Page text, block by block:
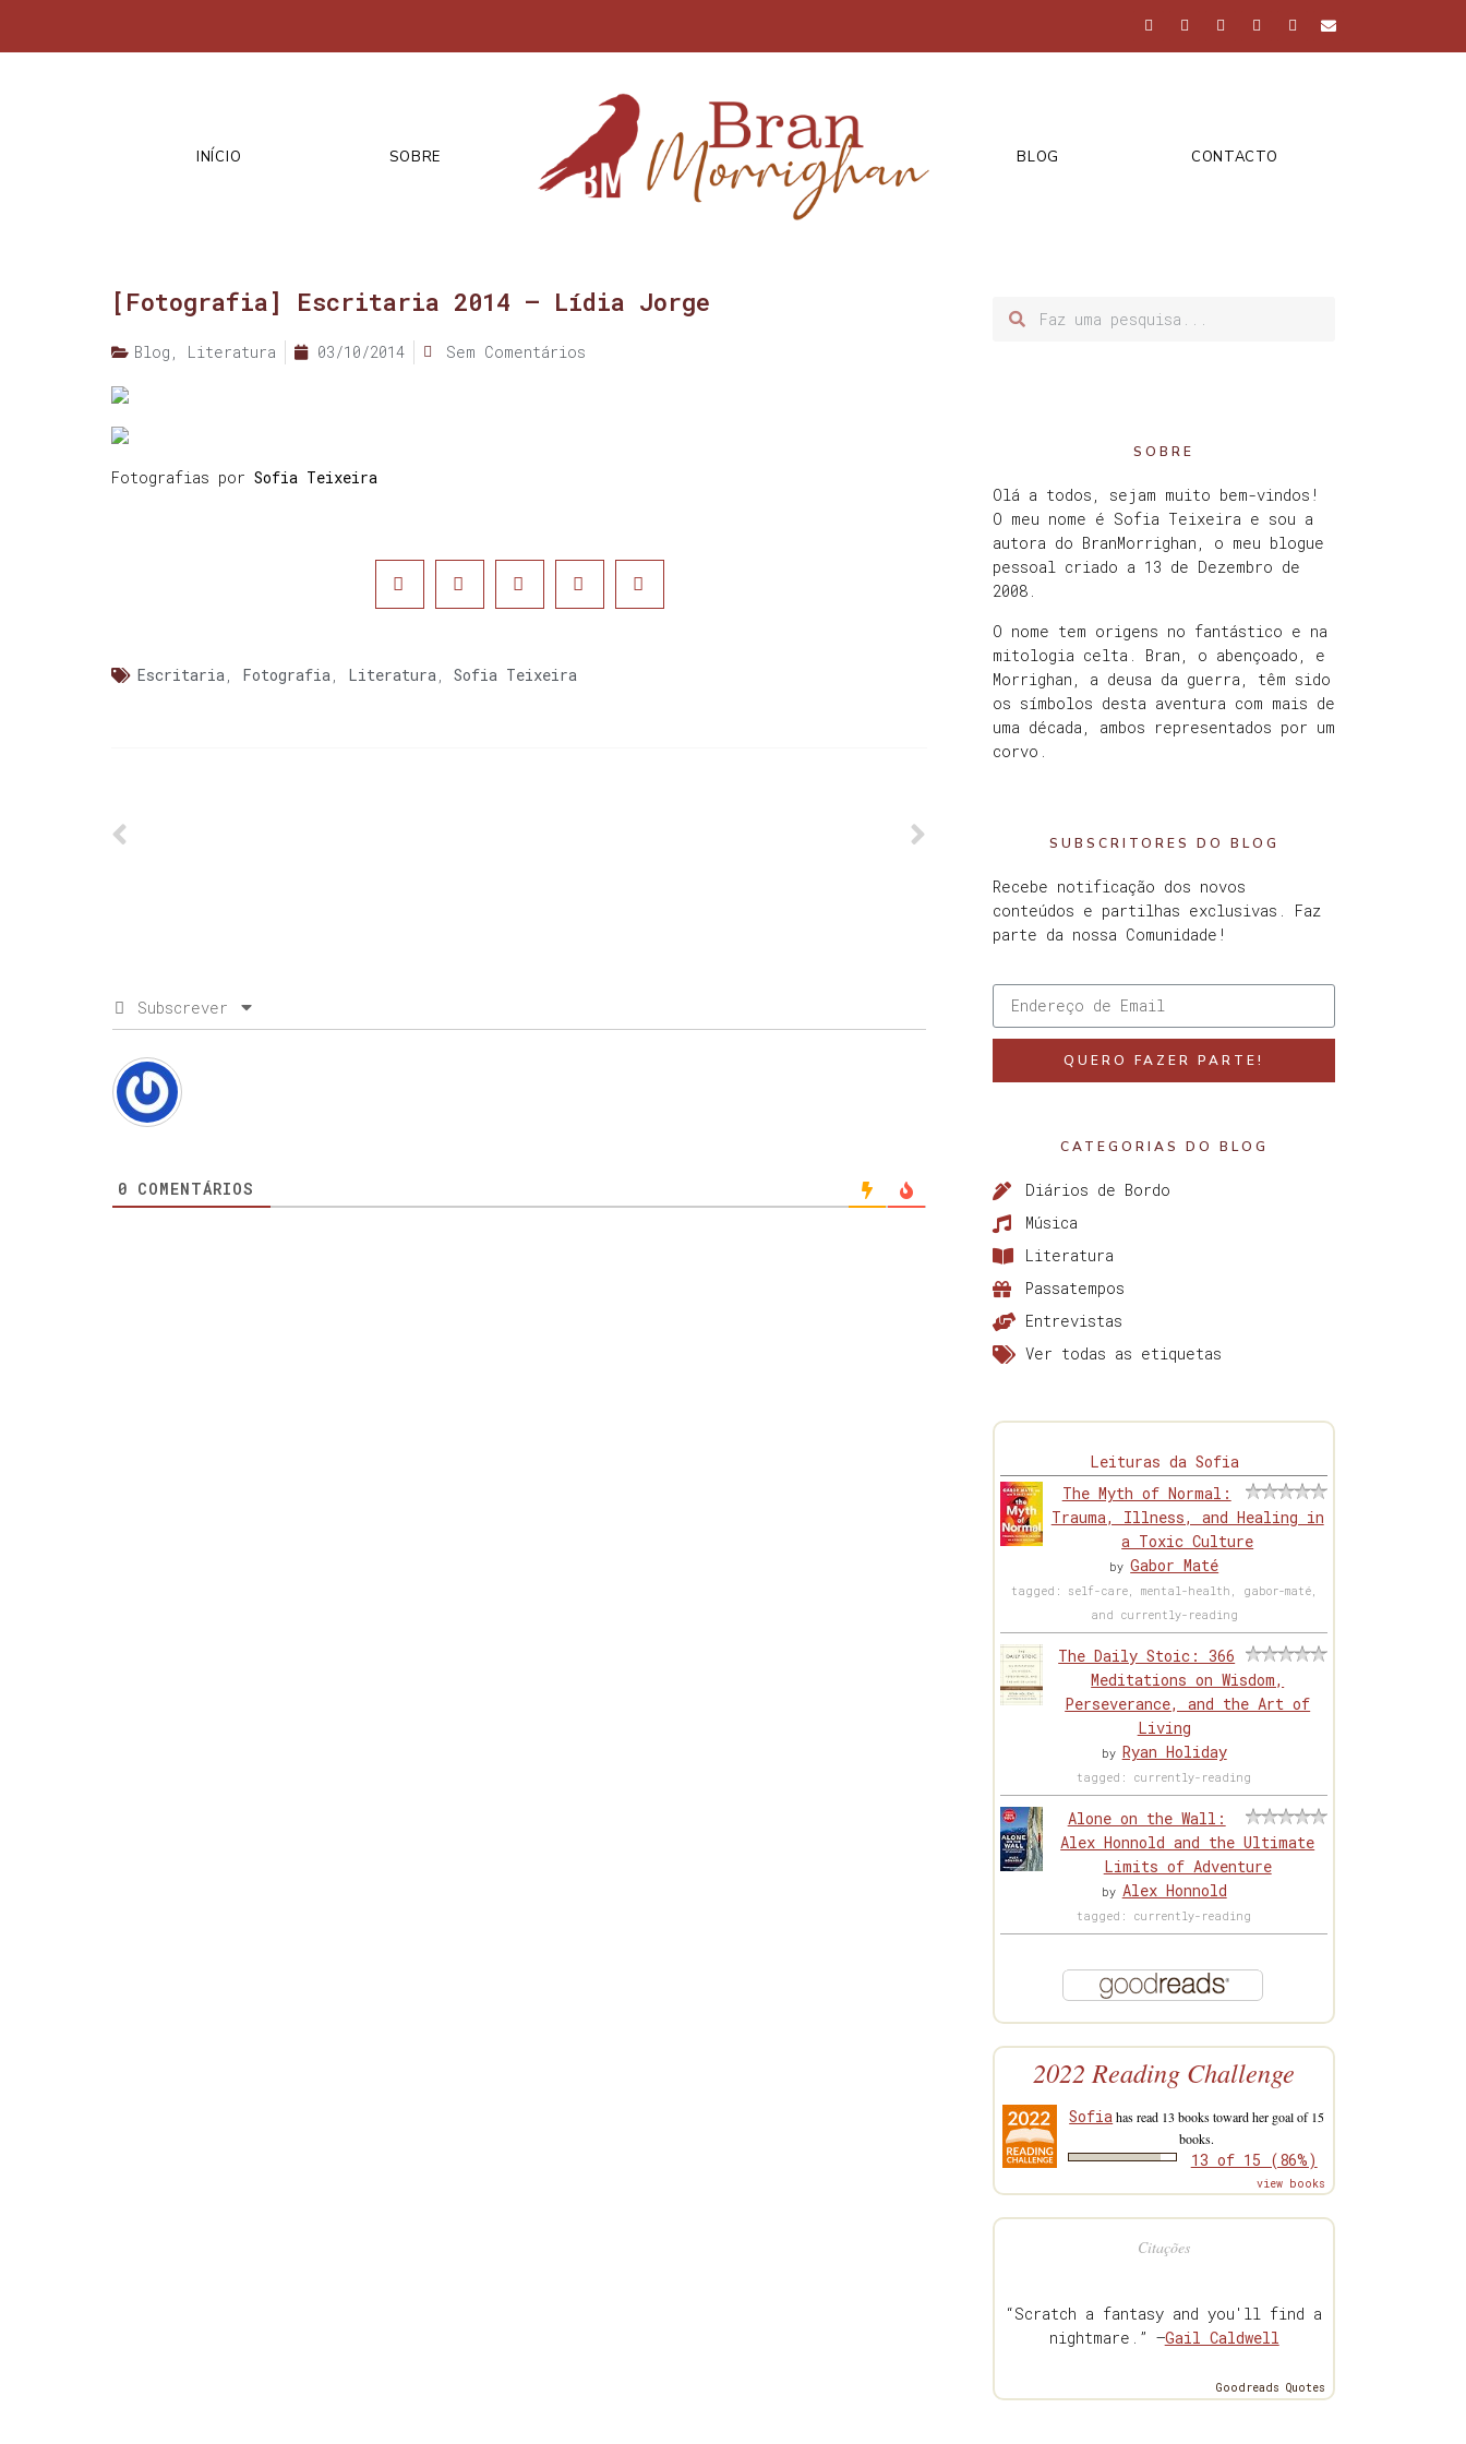
INÍCIO SOBRE BLOG CONTACTO
[Fotografia] Escritaria 2014 – Lídia Jorge
Blog , Literatura 03/10/2014 Sem Comentários
Fotografias por Sofia Teixeira
Escritaria, Fotografia, Literatura, Sofia Teixeira
Subscrever
0 COMENTÁRIOS
SOBRE
Olá a todos, sejam muito bem-vindos!
O meu nome é Sofia Teixeira e sou a
autora do BranMorrighan, o meu blogue
pessoal criado a 13 de Dezembro de
2008.
O nome tem origens no fantástico e na
mitologia celta. Bran, o abençoado, e
Morrighan, a deusa da guerra, têm sido
os símbolos desta aventura com mais de
uma década, ambos representados por um
corvo.
SUBSCRITORES DO BLOG
Recebe notificação dos novos
conteúdos e partilhas exclusivas. Faz
parte da nossa Comunidade!
QUERO FAZER PARTE!
CATEGORIAS DO BLOG
Diários de Bordo
Música
Literatura
Passatempos
Entrevistas
Ver todas as etiquetas
Leituras da Sofia
The Myth of Normal:
Trauma, Illness, and Healing in
a Toxic Culture
byGabor Maté
tagged: self-care, mental-health, gabor-maté,
and currently-reading
The Daily Stoic: 366
Meditations on Wisdom,
Perseverance, and the Art of
Living
by Ryan Holiday
tagged: currently-reading
Alone on the Wall:
Alex Honnold and the Ultimate
Limits of Adventure
by Alex Honnold
tagged: currently-reading
2022 Reading Challenge
Sofiahas read 13 books toward her goal of 15
books.
13 of 15 (86%)
view books
Citações
“Scratch a fantasy and you'll find a
nightmare.” —Gail Caldwell
Goodreads Quotes